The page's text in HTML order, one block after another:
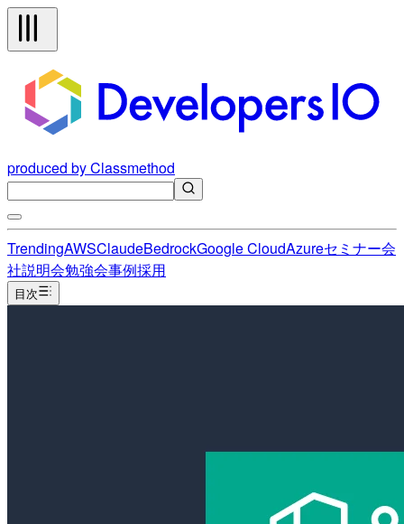
produced by Classmethod
TrendingAWSClaudeBedrockGoogle CloudAzureセミナー会
社説明会勉強会事例採用
目次